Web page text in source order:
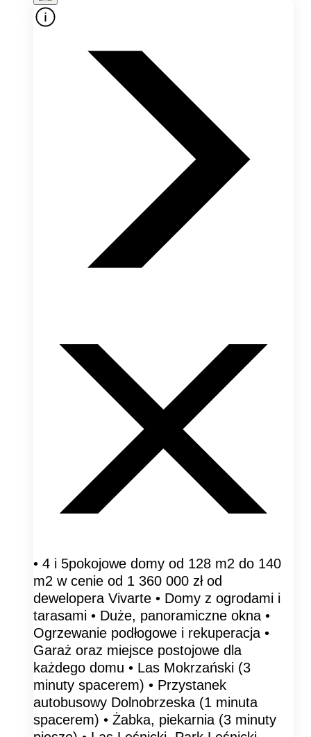
• 4 i 5pokojowe domy od 128 m2 do 140
m2 w cenie od 1 360 000 zł od
dewelopera Vivarte • Domy z ogrodami i
tarasami • Duże, panoramiczne okna •
Ogrzewanie podłogowe i rekuperacja •
Garaż oraz miejsce postojowe dla
każdego domu • Las Mokrzański (3
minuty spacerem) • Przystanek
autobusowy Dolnobrzeska (1 minuta
spacerem) • Żabka, piekarnia (3 minuty